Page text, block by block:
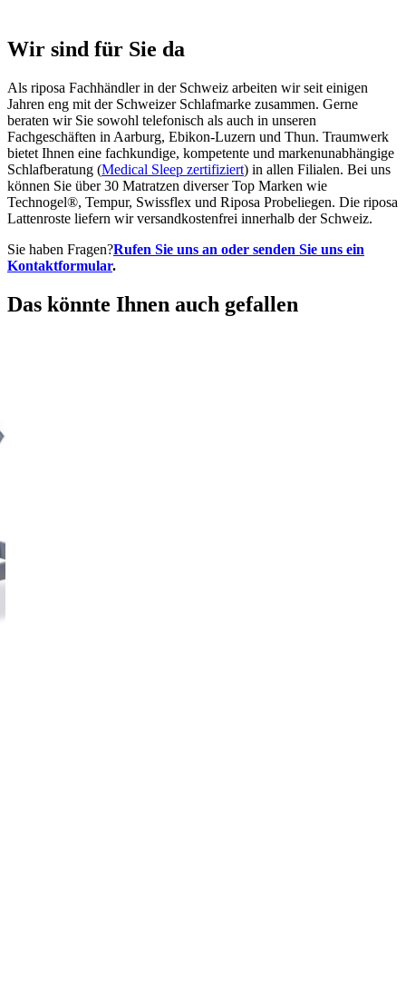
Wir sind für Sie da
Als riposa Fachhändler in der Schweiz arbeiten wir seit einigen
Jahren eng mit der Schweizer Schlafmarke zusammen. Gerne
beraten wir Sie sowohl telefonisch als auch in unseren
Fachgeschäften in Aarburg, Ebikon-Luzern und Thun. Traumwerk
bietet Ihnen eine fachkundige, kompetente und markenunabhängige
Schlafberatung (Medical Sleep zertifiziert) in allen Filialen. Bei uns
können Sie über 30 Matratzen diverser Top Marken wie
Technogel®, Tempur, Swissflex und Riposa Probeliegen. Die riposa
Lattenroste liefern wir versandkostenfrei innerhalb der Schweiz.
Sie haben Fragen?Rufen Sie uns an oder senden Sie uns ein
Kontaktformular.
Das könnte Ihnen auch gefallen